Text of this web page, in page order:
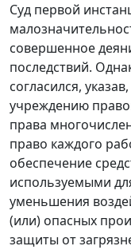
Суд первой
совершенное
последствий.
согласился,
учреждению
права
право каждого
обеспечение
используемыми
уменьшения
(или) опасных
защиты от